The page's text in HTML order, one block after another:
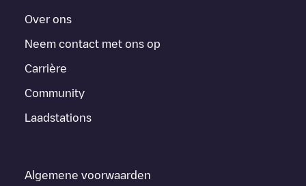
Over ons
Neem contact met ons op
Carrière
Community
Laadstations
Algemene voorwaarden